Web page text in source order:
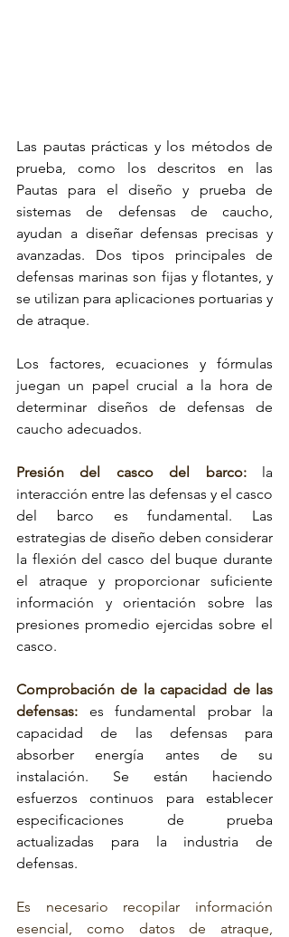
Las pautas prácticas y los métodos de
prueba, como los descritos en las
sistemas de defensas de caucho
ayudan a diseñar defensas precisas y
avanzadas. Dos tipos principales de
defensas marinas son fijas y flotantes , y
se utilizan para aplicaciones portuarias y
de atraque.
Los factores, ecuaciones y fórmulas
juegan un papel crucial a la hora de
determinar diseños de defensas de
caucho adecuados.
Presión del casco del barco: la
interacción entre las defensas y el casco
del barco es fundamental. Las
estrategias de diseño deben considerar
la flexión del casco del buque durante
el atraque y proporcionar suficiente
información y orientación sobre las
presiones promedio ejercidas sobre el
casco.
Comprobación de la capacidad de las
defensas:
capacidad de las defensas para
absorber energía antes de su
instalación. Se están haciendo
esfuerzos continuos para establecer
especificaciones de prueba
actualizadas para la industria de
defensas.
Es necesario recopilar información
esencial, como datos de atraque,